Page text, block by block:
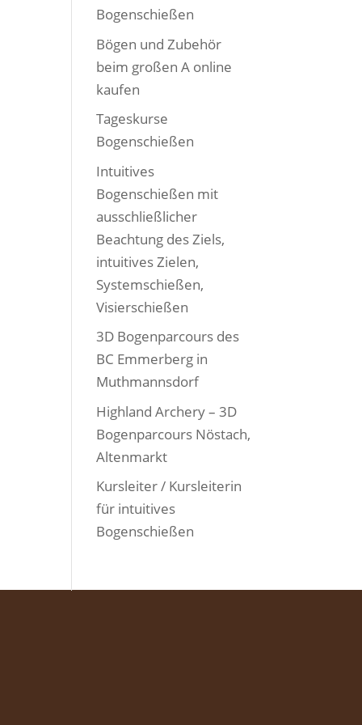
Bogenschießen
Bögen und Zubehör
beim großen A online
kaufen
Tageskurse
Bogenschießen
Intuitives
Bogenschießen mit
ausschließlicher
Beachtung des Ziels,
intuitives Zielen,
Systemschießen,
Visierschießen
3D Bogenparcours des
BC Emmerberg in
Muthmannsdorf
Highland Archery – 3D
Bogenparcours Nöstach,
Altenmarkt
Kursleiter / Kursleiterin
für intuitives
Bogenschießen